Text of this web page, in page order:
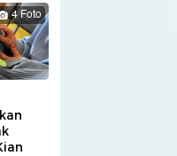
4 Foto